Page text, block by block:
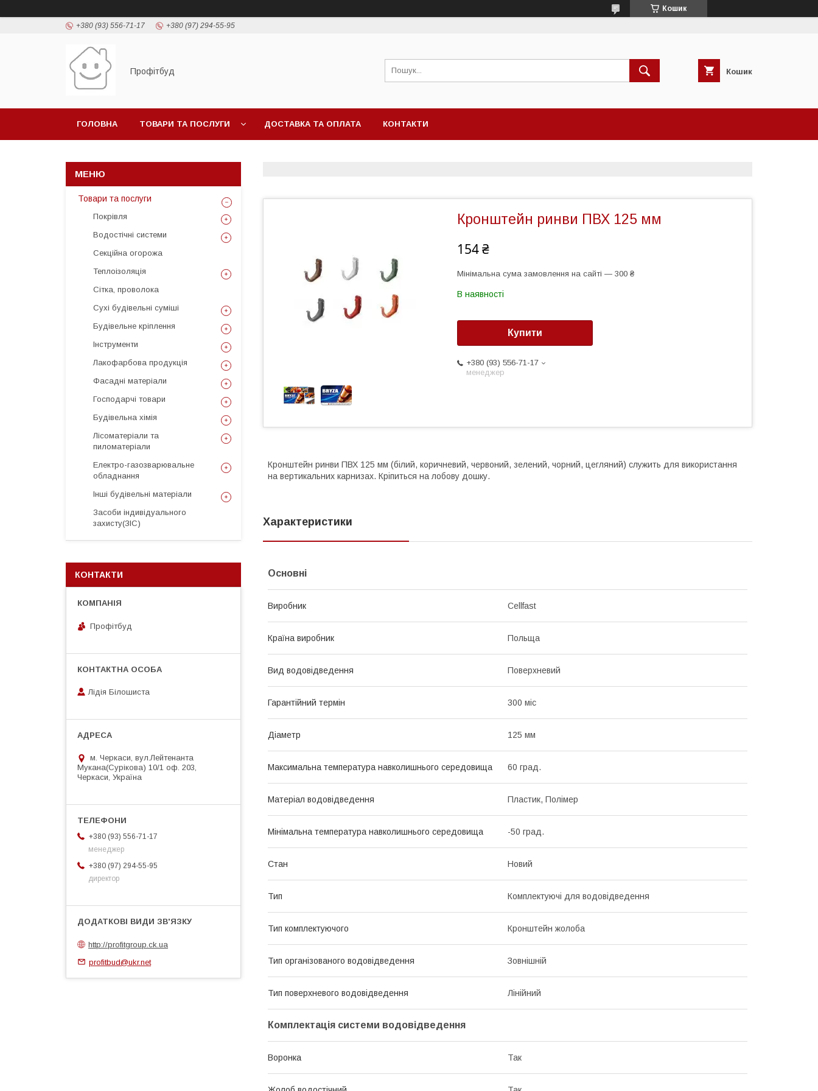
Кошик
+380 (93) 556-71-17 +380 (97) 294-55-95
Профітбуд Кошик
ГОЛОВНА ТОВАРИ ТА ПОСЛУГИ ДОСТАВКА ТА ОПЛАТА КОНТАКТИ
Кронштейн ринви ПВХ 125 мм
154 ₴
Мінімальна сума замовлення на сайті — 300 ₴
В наявності
Купити
+380 (93) 556-71-17
менеджер
Кронштейн ринви ПВХ 125 мм (білий, коричневий, червоний, зелений, чорний, цегляний) служить для використання
на вертикальних карнизах. Кріпиться на лобову дошку.
Характеристики
Основні
Виробник Cellfast
Країна виробник Польща
Вид водовідведення Поверхневий
Гарантійний термін 300 міс
Діаметр 125 мм
Максимальна температура навколишнього середовища 60 град.
Матеріал водовідведення Пластик, Полімер
Мінімальна температура навколишнього середовища -50 град.
Стан Новий
Тип Комплектуючі для водовідведення
Тип комплектуючого Кронштейн жолоба
Тип організованого водовідведення Зовнішній
Тип поверхневого водовідведення Лінійний
Комплектація системи водовідведення
Воронка Так
Товари та послуги
Покрівля
Водостічні системи
Секційна огорожа
Теплоізоляція
Сітка, проволока
Сухі будівельні суміші
Будівельне кріплення
Інструменти
Лакофарбова продукція
Фасадні матеріали
Господарчі товари
Будівельна хімія
Лісоматеріали та
пиломатеріали
Електро-газозварювальне
обладнання
Інші будівельні матеріали
Засоби індивідуального
захисту(ЗІС)
КОНТАКТИ
Профітбуд
Лідія Білошиста
м. Черкаси, вул.Лейтенанта
Мукана(Сурікова) 10/1 оф. 203,
Черкаси, Україна
+380 (93) 556-71-17
менеджер
+380 (97) 294-55-95
директор
http://profitgroup.ck.ua
profitbud@ukr.net